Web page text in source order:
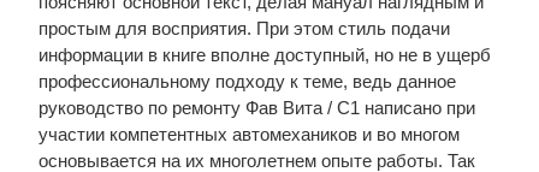
простым для восприятия. При этом стиль подачи
информации в книге вполне доступный, но не в ущерб
профессиональному подходу к теме, ведь данное
руководство по ремонту Фав Вита / С1 написано при
участии компетентных автомехаников и во многом
основывается на их многолетнем опыте работы. Так